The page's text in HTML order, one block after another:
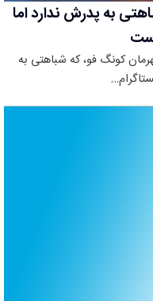
به پدرش ندارد اما
کونگ فو، که شباهتی به